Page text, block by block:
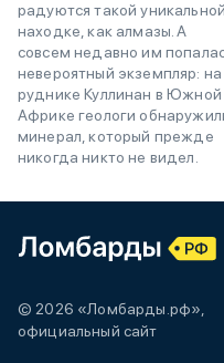
радуются такой уникальной
находке, как алмазы. А
совсем недавно им
невероятный экземпляр: на
руднике Куллинан в Южной
Африке геологи
минерал, который прежде
никогда никто не видел.
© 2026 «Ломбарды.рф»,
официальный сайт